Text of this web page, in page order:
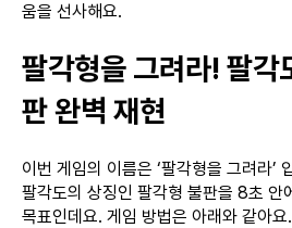
움을 선사해요.
팔각형을 그려라! 팔각
판 완벽 재현
이번 게임의 이름은 ‘팔각형을 그려라’
팔각도의 상징인 팔각형 불판을 8초 안
목표인데요. 게임 방법은 아래와 같아요.